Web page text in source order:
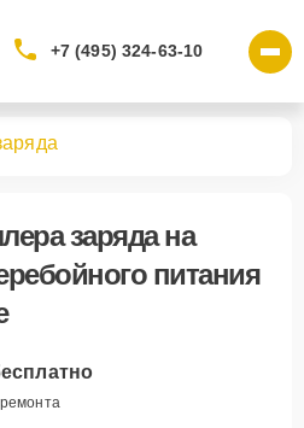
+7 (495) 324-63-10
зарядана
питания